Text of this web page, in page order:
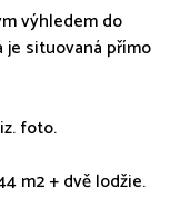
výhledem do
je situovaná přímo
foto.
m2 + dvě lodžie.